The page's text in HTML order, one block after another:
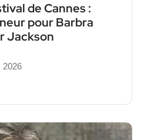
de Cannes :
pour Barbra
Jackson
2026